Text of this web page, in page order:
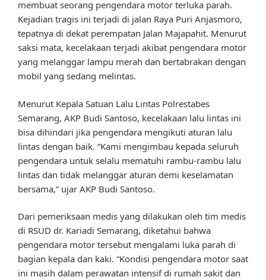
membuat seorang pengendara motor terluka parah.
Kejadian tragis ini terjadi di jalan Raya Puri Anjasmoro,
tepatnya di dekat perempatan Jalan Majapahit. Menurut
saksi mata, kecelakaan terjadi akibat pengendara motor
yang melanggar lampu merah dan bertabrakan dengan
mobil yang sedang melintas.
Menurut Kepala Satuan Lalu Lintas Polrestabes
Semarang, AKP Budi Santoso, kecelakaan lalu lintas ini
bisa dihindari jika pengendara mengikuti aturan lalu
lintas dengan baik. “Kami mengimbau kepada seluruh
pengendara untuk selalu mematuhi rambu-rambu lalu
lintas dan tidak melanggar aturan demi keselamatan
bersama,” ujar AKP Budi Santoso.
Dari pemeriksaan medis yang dilakukan oleh tim medis
di RSUD dr. Kariadi Semarang, diketahui bahwa
pengendara motor tersebut mengalami luka parah di
bagian kepala dan kaki. “Kondisi pengendara motor saat
ini masih dalam perawatan intensif di rumah sakit dan